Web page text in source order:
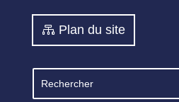
Plan du site